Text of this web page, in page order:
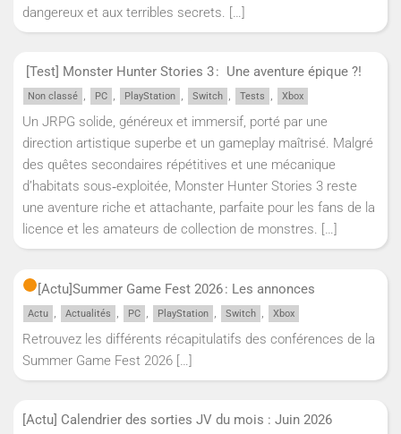
dangereux et aux terribles secrets. […]
[Test] Monster Hunter Stories 3 : Une aventure épique ?!
Non classé , PC , PlayStation , Switch , Tests , Xbox
Un JRPG solide, généreux et immersif, porté par une
direction artistique superbe et un gameplay maîtrisé. Malgré
des quêtes secondaires répétitives et une mécanique
d’habitats sous‑exploitée, Monster Hunter Stories 3 reste
une aventure riche et attachante, parfaite pour les fans de la
licence et les amateurs de collection de monstres. […]
[Actu]Summer Game Fest 2026 : Les annonces
Actu , Actualités , PC , PlayStation , Switch , Xbox
Retrouvez les différents récapitulatifs des conférences de la
Summer Game Fest 2026 […]
[Actu] Calendrier des sorties JV du mois : Juin 2026